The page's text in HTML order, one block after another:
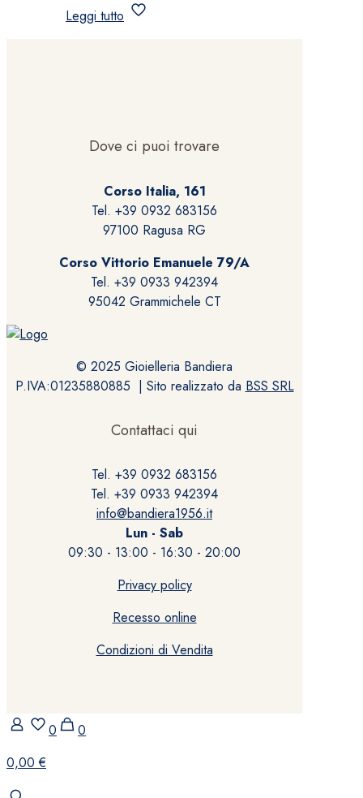
Leggi tutto
Dove ci puoi trovare
Corso Italia, 161
Tel. +39 0932 683156
97100 Ragusa RG
Corso Vittorio Emanuele 79/A
Tel. +39 0933 942394
95042 Grammichele CT
© 2025 Gioielleria Bandiera
P.IVA:01235880885 | Sito realizzato da BSS SRL
Contattaci qui
Tel. +39 0932 683156
Tel. +39 0933 942394
info@bandiera1956.it
Lun - Sab
09:30 - 13:00 - 16:30 - 20:00
Privacy policy
Recesso online
Condizioni di Vendita
0
0
0,00 €